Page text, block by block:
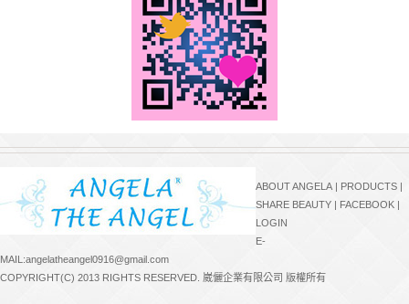
ABOUT ANGELA | PRODUCTS |
SHARE BEAUTY | FACEBOOK |
LOGIN
E-
MAIL:angelatheangel0916@gmail.com
COPYRIGHT(C) 2013 RIGHTS RESERVED. 崴儷企業有限公司 版權所有